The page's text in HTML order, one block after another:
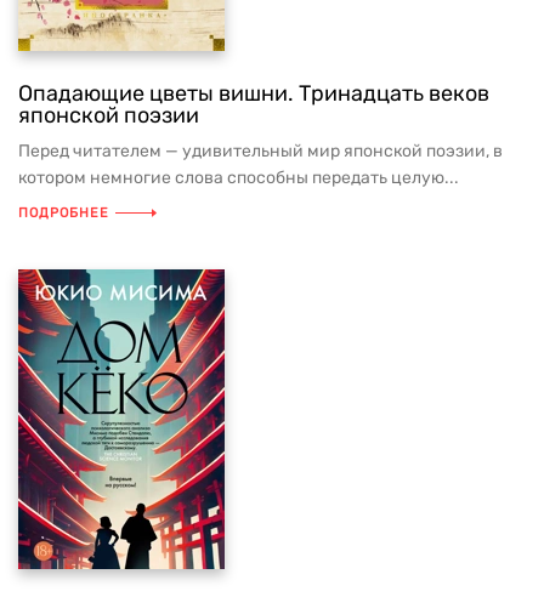
Опадающие цветы вишни. Тринадцать веков
японской поэзии
Перед читателем — удивительный мир японской поэзии, в
котором немногие слова способны передать целую...
ПОДРОБНЕЕ